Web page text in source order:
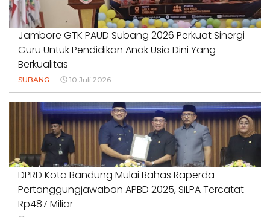
Jambore GTK PAUD Subang 2026 Perkuat Sinergi
Guru Untuk Pendidikan Anak Usia Dini Yang
Berkualitas
SUBANG 10 Juli 2026
DPRD Kota Bandung Mulai Bahas Raperda
Pertanggungjawaban APBD 2025, SiLPA Tercatat
Rp487 Miliar